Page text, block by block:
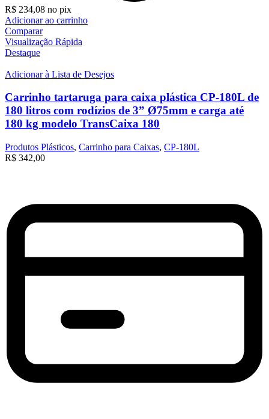
R$ 234,08 no pix
Adicionar ao carrinho
Comparar
Visualização Rápida
Destaque
Adicionar à Lista de Desejos
Carrinho tartaruga para caixa plástica CP-180L de
180 litros com rodízios de 3” Ø75mm e carga até
180 kg modelo TransCaixa 180
Produtos Plásticos, Carrinho para Caixas, CP-180L
R$ 342,00